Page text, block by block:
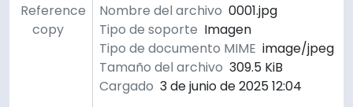
Reference
copy
Nombre del archivo 0001.jpg
Tipo de soporte Imagen
Tipo de documento MIME image/jpeg
Tamaño del archivo 309.5 KiB
Cargado 3 de junio de 2025 12:04